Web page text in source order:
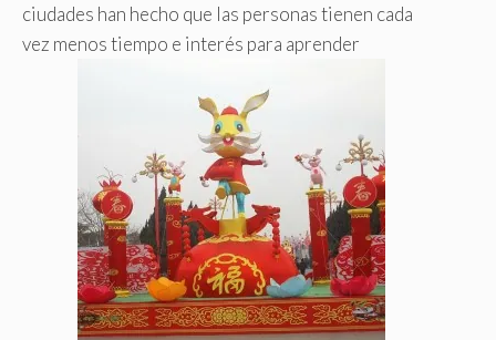
ciudades han hecho que las personas tienen cada
vez menos tiempo e interés para aprender